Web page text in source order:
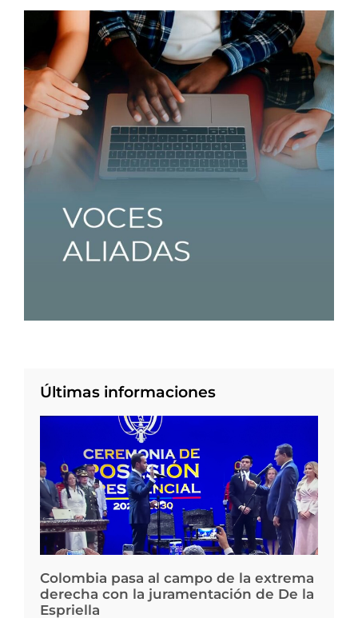
Últimas informaciones
Colombia pasa al campo de la extrema
derecha con la juramentación de De la
Espriella